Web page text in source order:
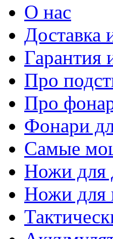
О нас
Доставка
Гарантия
Про
Про
Фонари
Самые
Ножи для
Ножи для